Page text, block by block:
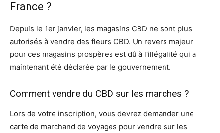
France ?
Depuis le 1er janvier, les magasins CBD ne sont plus
autorisés à vendre des fleurs CBD. Un revers majeur
pour ces magasins prospères est dû à l’illégalité qui a
maintenant été déclarée par le gouvernement.
Comment vendre du CBD sur les marches ?
Lors de votre inscription, vous devrez demander une
carte de marchand de voyages pour vendre sur les